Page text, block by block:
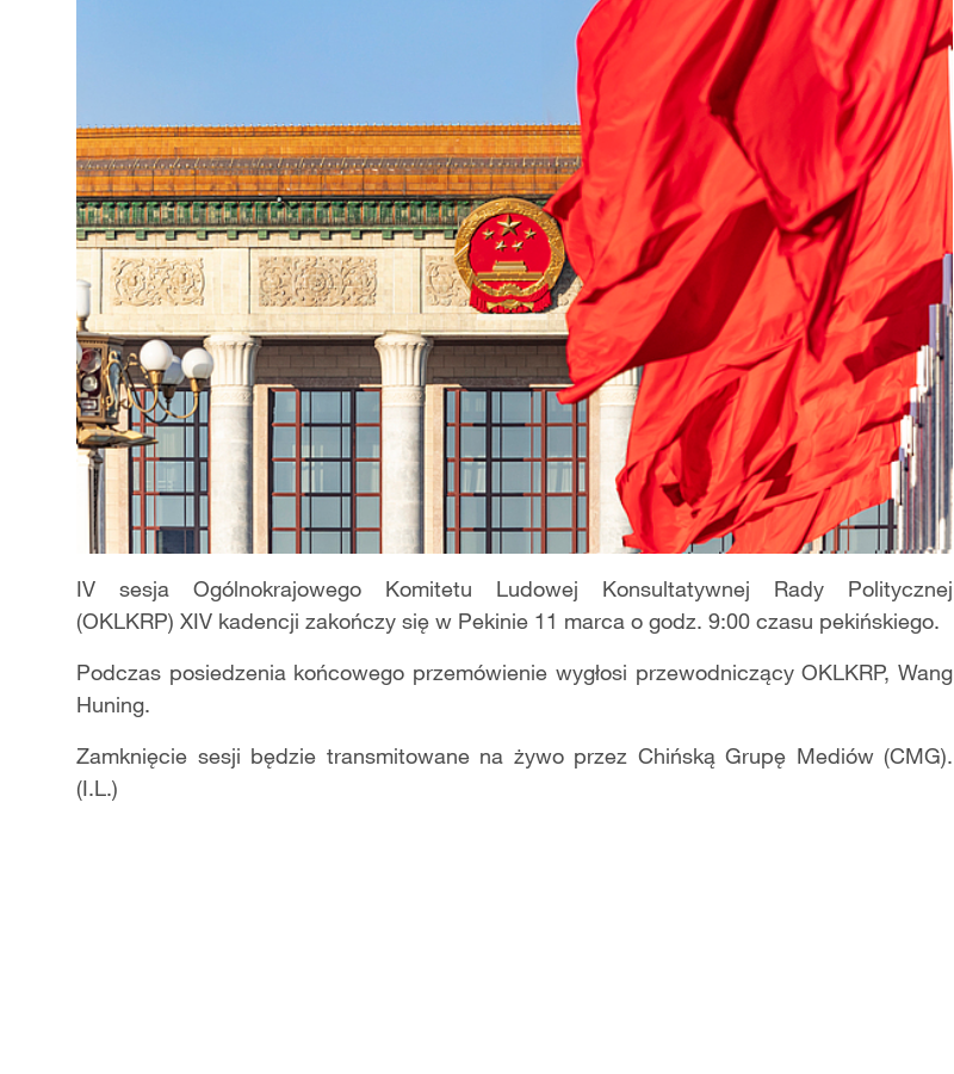
IV sesja Ogólnokrajowego Komitetu Ludowej Konsultatywnej Rady Politycznej
(OKLKRP) XIV kadencji zakończy się w Pekinie 11 marca o godz. 9:00 czasu pekińskiego.
Podczas posiedzenia końcowego przemówienie wygłosi przewodniczący OKLKRP, Wang
Huning.
Zamknięcie sesji będzie transmitowane na żywo przez Chińską Grupę Mediów (CMG).
(I.L.)